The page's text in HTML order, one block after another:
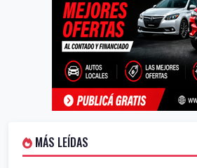
MÁS LEÍDAS